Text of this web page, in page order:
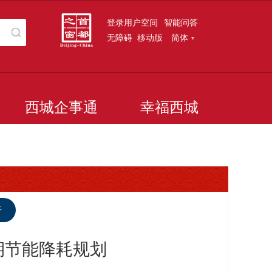
登录用户空间 智能问答
无障碍 移动版 简体
西城企事通 幸福西城
能降耗规划